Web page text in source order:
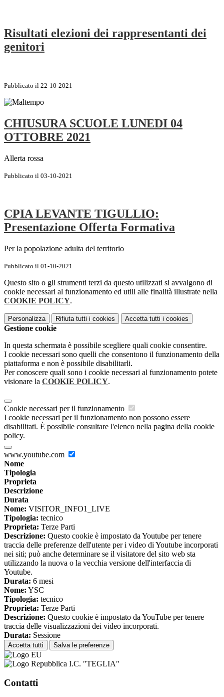
Risultati elezioni dei rappresentanti dei
genitori
Pubblicato il 22-10-2021
CHIUSURA SCUOLE LUNEDI 04
OTTOBRE 2021
Allerta rossa
Pubblicato il 03-10-2021
CPIA LEVANTE TIGULLIO:
Presentazione Offerta Formativa
Per la popolazione adulta del territorio
Pubblicato il 01-10-2021
Questo sito o gli strumenti terzi da questo utilizzati si avvalgono di
cookie necessari al funzionamento ed utili alle finalità illustrate nella
COOKIE POLICY.
Personalizza Rifiuta tutti i cookies Accetta tutti i cookies
Gestione cookie
In questa schermata è possibile scegliere quali cookie consentire.
I cookie necessari sono quelli che consentono il funzionamento della
piattaforma e non è possibile disabilitarli.
Per conoscere quali sono i cookie necessari al funzionamento potete
visionare la COOKIE POLICY.
Cookie necessari per il funzionamento
I cookie necessari per il funzionamento non possono essere
disabilitati. È possibile consultare l'elenco nella pagina della cookie
policy.
www.youtube.com
Nome
Tipologia
Proprieta
Descrizione
Durata
Nome: VISITOR_INFO1_LIVE
Tipologia: tecnico
Proprieta: Terze Parti
Descrizione: Questo cookie è impostato da Youtube per tenere
traccia delle preferenze dell'utente per i video di Youtube incorporati
nei siti; può anche determinare se il visitatore del sito web sta
utilizzando la nuova o la vecchia versione dell'interfaccia di
Youtube.
Durata: 6 mesi
Nome: YSC
Tipologia: tecnico
Proprieta: Terze Parti
Descrizione: Questo cookie è impostato da YouTube per tenere
traccia delle visualizzazioni dei video incorporati.
Durata: Sessione
Accetta tutti Salva le preferenze
I.C. "TEGLIA"
Contatti